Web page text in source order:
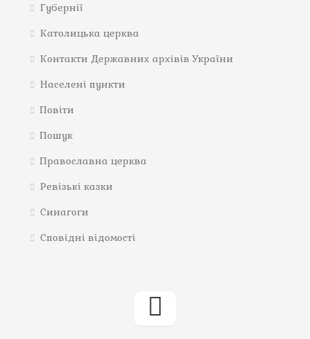
Губернії
Католицька церква
Контакти Державних архівів України
Населені пункти
Повіти
Пошук
Православна церква
Ревізькі казки
Синагоги
Сповідні відомості